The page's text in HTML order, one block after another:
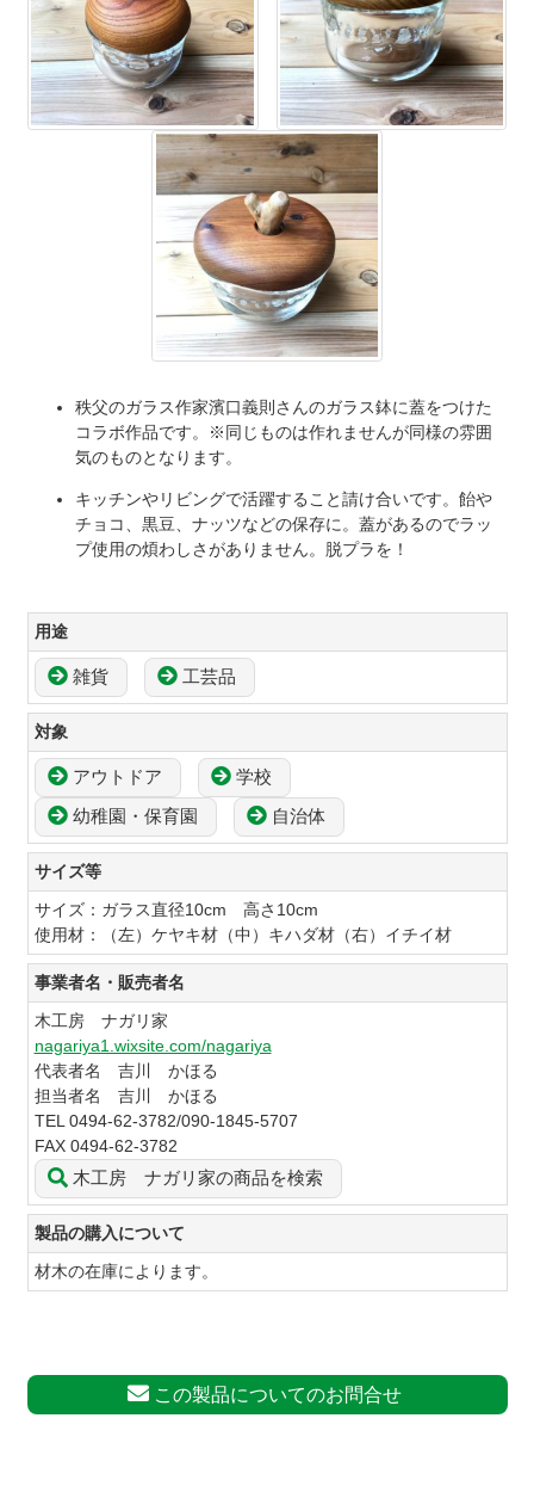
秩父のガラス作家濱口義則さんのガラス鉢に蓋をつけた
コラボ作品です。※同じものは作れませんが同様の雰囲
気のものとなります。
キッチンやリビングで活躍すること請け合いです。飴や
チョコ、黒豆、ナッツなどの保存に。蓋があるのでラッ
プ使用の煩わしさがありません。脱プラを！
用途
雑貨 工芸品
対象
アウトドア
学校
幼稚園・保育園
自治体
サイズ等
サイズ：ガラス直径10cm 高さ10cm
使用材：（左）ケヤキ材（中）キハダ材（右）イチイ材
事業者名・販売者名
木工房 ナガリ家
nagariya1.wixsite.com/nagariya
代表者名 吉川 かほる
担当者名 吉川 かほる
TEL 0494-62-3782/090-1845-5707
FAX 0494-62-3782
木工房 ナガリ家の商品を検索
製品の購入について
材木の在庫によります。
この製品についてのお問合せ